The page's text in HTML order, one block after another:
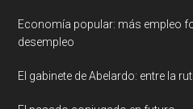
Economía popular: más empleo
desempleo
El gabinete de Abelardo: entre la